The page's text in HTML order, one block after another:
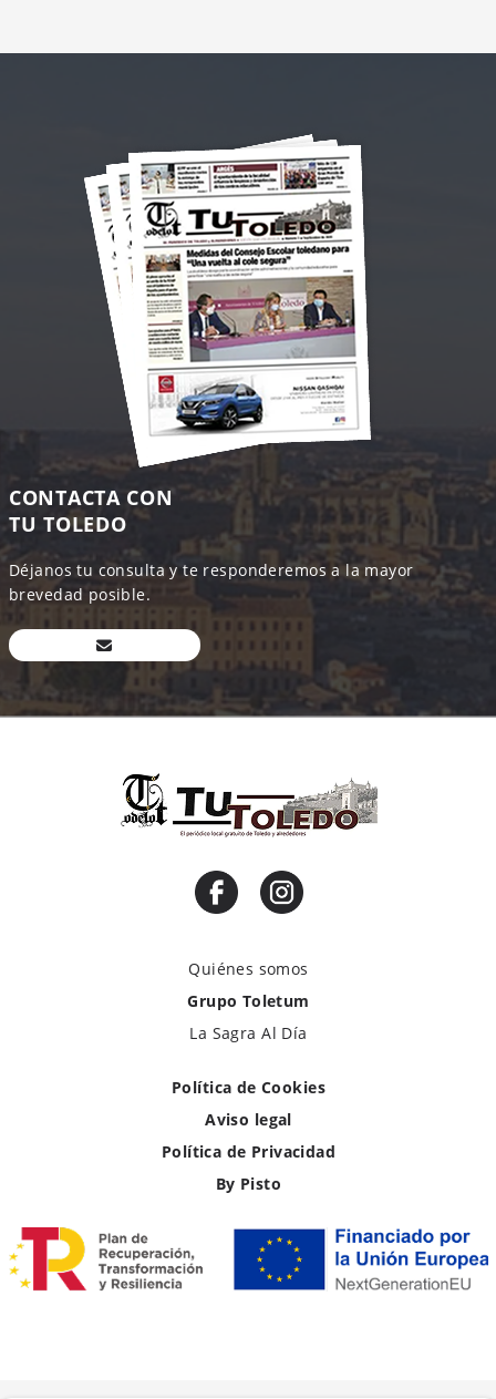
CONTACTA CON
TU TOLEDO
Déjanos tu consulta y te responderemos a la mayor
brevedad posible.
Quiénes somos
Grupo Toletum
La Sagra Al Día
Política de Cookies
Aviso legal
Política de Privacidad
By Pisto